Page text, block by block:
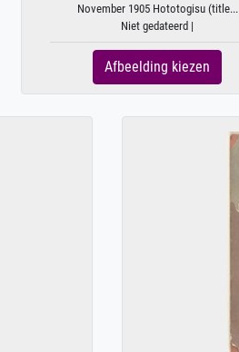
November 1905 Hototogisu (title...
Niet gedateerd |
Afbeelding kiezen